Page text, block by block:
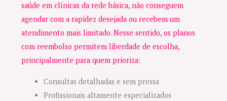
saúde em clínicas da rede básica, não conseguem
agendar com a rapidez desejada ou recebem um
atendimento mais limitado. Nesse sentido, os planos
com reembolso permitem liberdade de escolha,
principalmente para quem prioriza:
Consultas detalhadas e sem pressa
Profissionais altamente especializados